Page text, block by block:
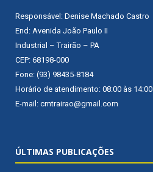
Responsável: Denise Machado Castro
End: Avenida João Paulo II
Industrial – Trairão – PA
CEP: 68198-000
Fone: (93) 98435-8184
Horário de atendimento: 08:00 às 14:00
E-mail: cmtrairao@gmail.com
ÚLTIMAS PUBLICAÇÕES